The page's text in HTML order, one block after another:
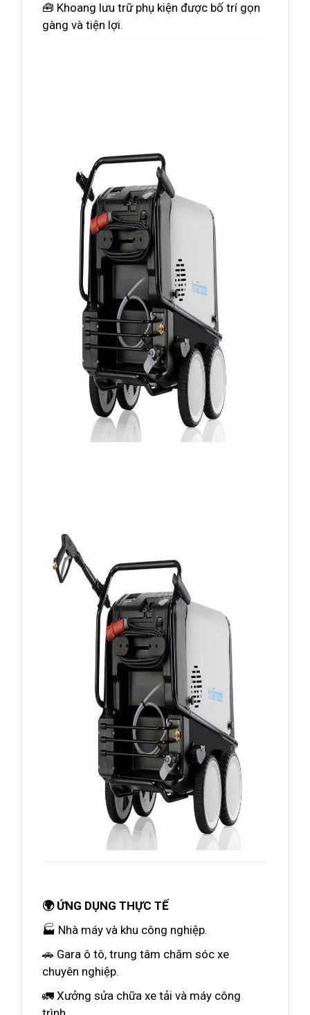
🧰 Khoang lưu trữ phụ kiện được bố trí gọn
gàng và tiện lợi.
🌍 ỨNG DỤNG THỰC TẾ
🏭 Nhà máy và khu công nghiệp.
🚗 Gara ô tô, trung tâm chăm sóc xe
chuyên nghiệp.
🚛 Xưởng sửa chữa xe tải và máy công